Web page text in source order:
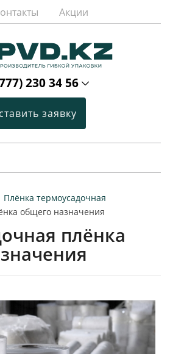
Акции
230 34 56
заявку
Плёнка термоусадочная
общего назначения
плёнка